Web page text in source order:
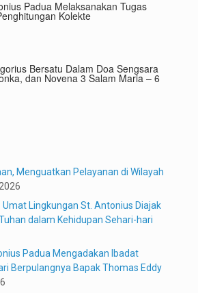
Padua Melaksanakan Tugas
Kolekte
Bersatu Dalam Doa Sengsara
dan Novena 3 Salam Maria – 6
Menguatkan Pelayanan di Wilayah
Umat Lingkungan St. Antonius Diajak
dalam Kehidupan Sehari-hari
Padua Mengadakan Ibadat
Berpulangnya Bapak Thomas Eddy